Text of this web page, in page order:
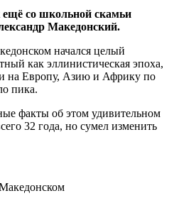
со школьной скамьи
Македонский.
начался целый
как эллинистическая эпоха,
на Европу, Азию и Африку по
пика.
факты об этом удивительном
32 года, но сумел изменить